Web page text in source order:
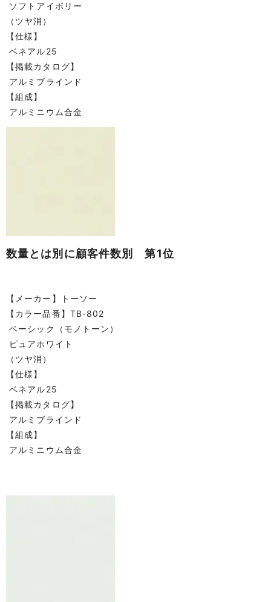
ソフトアイボリー
（ツヤ消）
【仕様】
ベネアル25
【掲載カタログ】
アルミブラインド
【組成】
アルミニウム合金
数量とは別に顧客件数別 第1位
【メーカー】トーソー
【カラー品番】TB-802
ベーシック（モノトーン）
ピュアホワイト
（ツヤ消）
【仕様】
ベネアル25
【掲載カタログ】
アルミブラインド
【組成】
アルミニウム合金